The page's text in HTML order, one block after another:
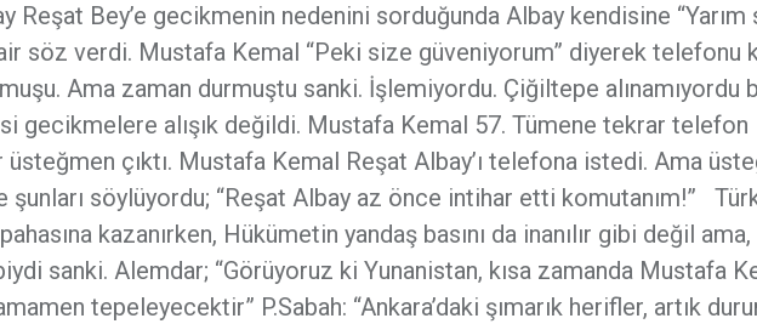
Bey’e gecikmenin nedenini sorduğunda Albay kendisine “Yarım
söz verdi. Mustafa Kemal “Peki size güveniyorum” diyerek telefonu
Ama zaman durmuştu sanki. İşlemiyordu. Çiğiltepe alınamıyordu
gecikmelere alışık değildi. Mustafa Kemal 57. Tümene tekrar telefon
üsteğmen çıktı. Mustafa Kemal Reşat Albay’ı telefona istedi. Ama
şunları söylüyordu; “Reşat Albay az önce intihar etti komutanım!”
kazanırken, Hükümetin yandaş basını da inanılır gibi değil ama,
sanki. Alemdar; “Görüyoruz ki Yunanistan, kısa zamanda Mustafa
tepeleyecektir” P.Sabah: “Ankara’daki şımarık herifler, artık